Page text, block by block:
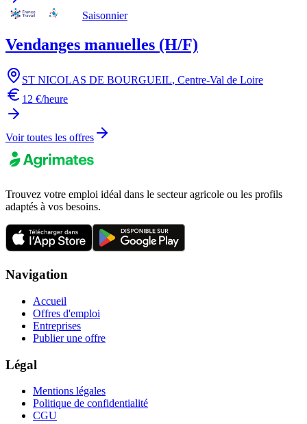
Saisonnier
Vendanges manuelles (H/F)
ST NICOLAS DE BOURGUEIL, Centre-Val de Loire
12 €/heure
Voir toutes les offres
Trouvez votre emploi idéal dans le secteur agricole ou les profils
adaptés à vos besoins.
Navigation
Accueil
Offres d'emploi
Entreprises
Publier une offre
Légal
Mentions légales
Politique de confidentialité
CGU